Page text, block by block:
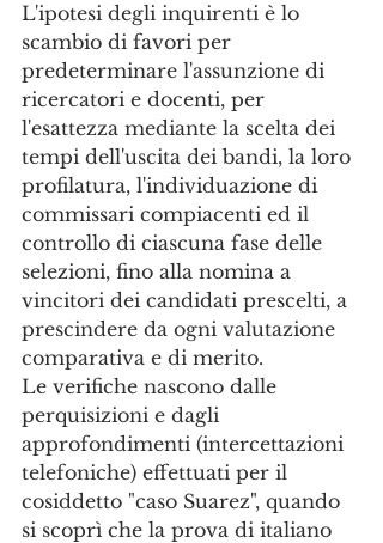
L'ipotesi degli inquirenti è lo
scambio di favori per
predeterminare l'assunzione di
ricercatori e docenti, per
l'esattezza mediante la scelta dei
tempi dell'uscita dei bandi, la loro
profilatura, l'individuazione di
commissari compiacenti ed il
controllo di ciascuna fase delle
selezioni, fino alla nomina a
vincitori dei candidati prescelti, a
prescindere da ogni valutazione
comparativa e di merito.
Le verifiche nascono dalle
perquisizioni e dagli
approfondimenti (intercettazioni
telefoniche) effettuati per il
cosiddetto "caso Suarez", quando
si scoprì che la prova di italiano